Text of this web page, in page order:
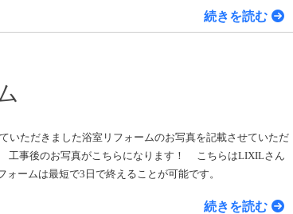
続きを読む
いただきました浴室リフォームのお写真を記載させていただ
事後のお写真がこちらになります！ こちらはLIXILさん
ームは最短で3日で終えることが可能です。
続きを読む